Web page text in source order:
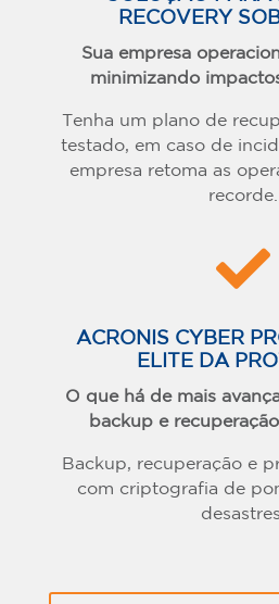
RECOVERY
Sua empresa
minimizando
Tenha um plano de
testado, em caso de
empresa retoma as
recorde.

ACRONIS CYBER
ELITE DA
O que há de mais
backup e
Backup, recuperação e
com criptografia de
desastres.